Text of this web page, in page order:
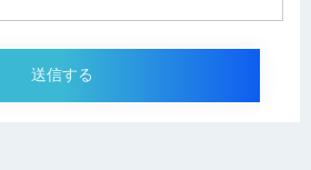
発・伴走支援・内製化支援